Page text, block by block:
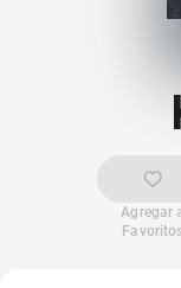
Agregar